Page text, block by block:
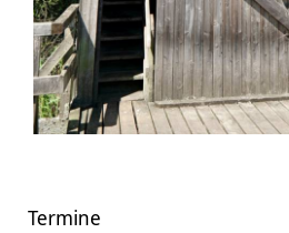
Termine